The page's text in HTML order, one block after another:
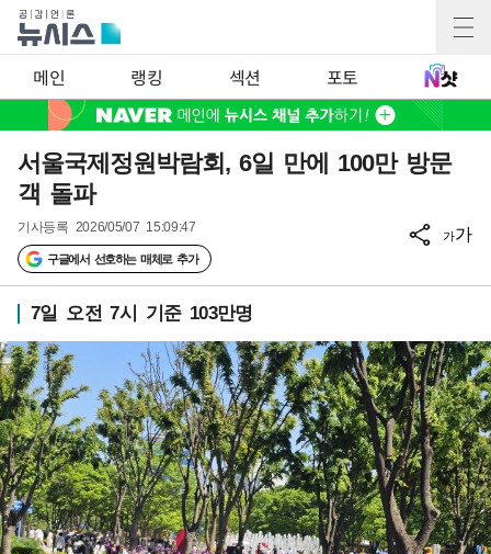
메인 랭킹 섹션 포토
서울국제정원박람회, 6일 만에 100만 방문
객 돌파
기사등록 2026/05/07 15:09:47
구글에서 선호하는 매체로 추가
가가
7일 오전 7시 기준 103만명